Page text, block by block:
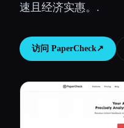
🎓学生
速且经济实惠。.
访问 PaperCheck↗︎